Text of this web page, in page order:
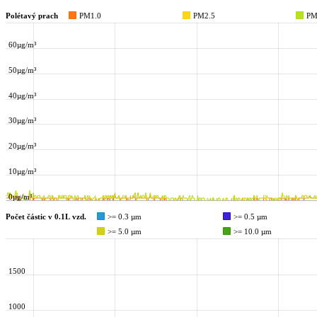
Polétavý prach PM1.0 PM2.5
0µg/m³
10µg/m³
20µg/m³
30µg/m³
40µg/m³
50µg/m³
60µg/m³
Počet částic v 0.1L vzd. >= 0.3 µm
>= 0.5 µm
>= 5.0 µm
>= 10.0 µm
1000
1500